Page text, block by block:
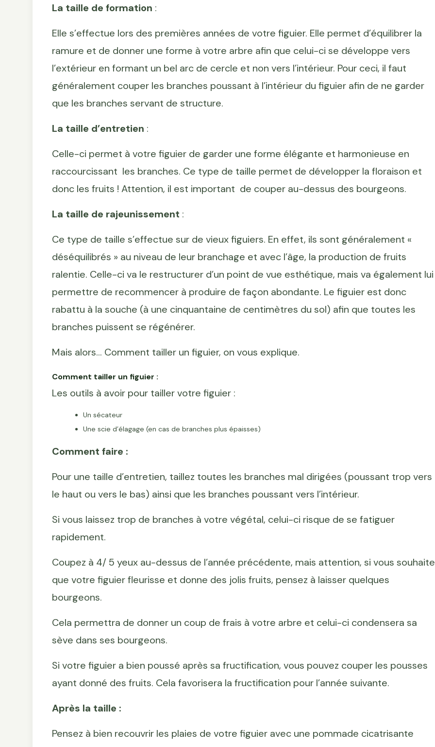
La taille de formation :
Elle s’effectue lors des premières années de votre figuier. Elle permet d’équilibrer la
ramure et de donner une forme à votre arbre afin que celui-ci se développe vers
l’extérieur en formant un bel arc de cercle et non vers l’intérieur. Pour ceci, il faut
généralement couper les branches poussant à l’intérieur du figuier afin de ne garder
que les branches servant de structure.
La taille d’entretien :
Celle-ci permet à votre figuier de garder une forme élégante et harmonieuse en
raccourcissant les branches. Ce type de taille permet de développer la floraison et
donc les fruits ! Attention, il est important de couper au-dessus des bourgeons.
La taille de rajeunissement :
Ce type de taille s’effectue sur de vieux figuiers. En effet, ils sont généralement «
déséquilibrés » au niveau de leur branchage et avec l’âge, la production de fruits
ralentie. Celle-ci va le restructurer d’un point de vue esthétique, mais va également lui
permettre de recommencer à produire de façon abondante. Le figuier est donc
rabattu à la souche (à une cinquantaine de centimètres du sol) afin que toutes les
branches puissent se régénérer.
Mais alors... Comment tailler un figuier, on vous explique.
Comment tailler un figuier :
Les outils à avoir pour tailler votre figuier :
Un sécateur
Une scie d’élagage (en cas de branches plus épaisses)
Comment faire :
Pour une taille d’entretien, taillez toutes les branches mal dirigées (poussant trop vers
le haut ou vers le bas) ainsi que les branches poussant vers l’intérieur.
Si vous laissez trop de branches à votre végétal, celui-ci risque de se fatiguer
rapidement.
Coupez à 4/ 5 yeux au-dessus de l’année précédente, mais attention, si vous
que votre figuier fleurisse et donne des jolis fruits, pensez à laisser quelques
bourgeons.
Cela permettra de donner un coup de frais à votre arbre et celui-ci condensera sa
sève dans ses bourgeons.
Si votre figuier a bien poussé après sa fructification, vous pouvez couper les pousses
ayant donné des fruits. Cela favorisera la fructification pour l’année suivante.
Après la taille :
Pensez à bien recouvrir les plaies de votre figuier avec une pommade cicatrisante